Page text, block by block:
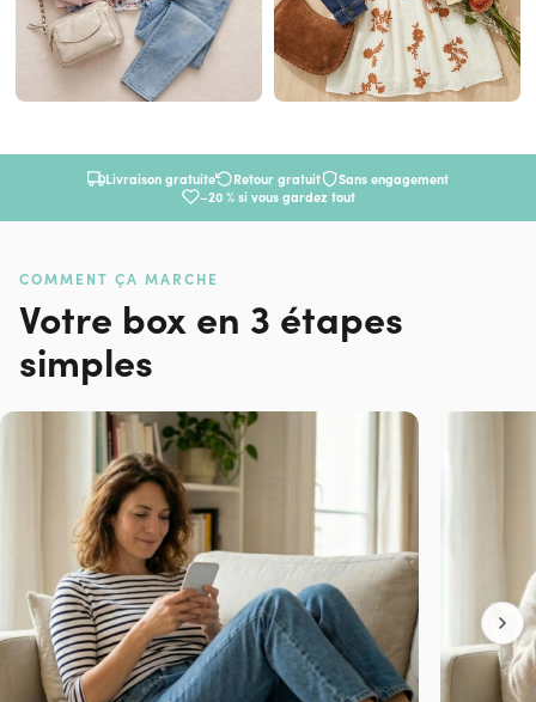
Livraison gratuite Retour gratuit
Sans engagement
–20 % si vous gardez tout
COMMENT ÇA MARCHE
Votre box en 3 étapes
simples